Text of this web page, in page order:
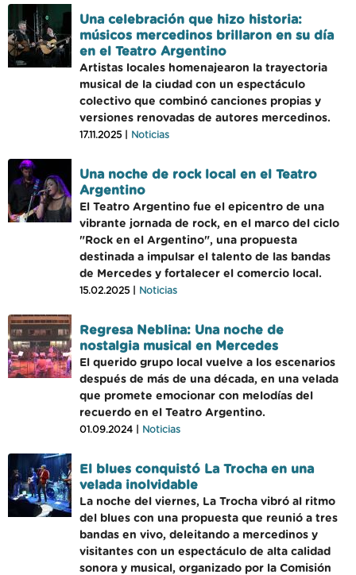
Una celebración que hizo historia:
músicos mercedinos brillaron en su día
en el Teatro Argentino
Artistas locales homenajearon la trayectoria
musical de la ciudad con un espectáculo
colectivo que combinó canciones propias y
versiones renovadas de autores mercedinos.
17.11.2025 | Noticias
Una noche de rock local en el Teatro
Argentino
El Teatro Argentino fue el epicentro de una
vibrante jornada de rock, en el marco del ciclo
"Rock en el Argentino", una propuesta
destinada a impulsar el talento de las bandas
de Mercedes y fortalecer el comercio local.
15.02.2025 | Noticias
Regresa Neblina: Una noche de
nostalgia musical en Mercedes
El querido grupo local vuelve a los escenarios
después de más de una década, en una velada
que promete emocionar con melodías del
recuerdo en el Teatro Argentino.
01.09.2024 | Noticias
El blues conquistó La Trocha en una
velada inolvidable
La noche del viernes, La Trocha vibró al ritmo
del blues con una propuesta que reunió a tres
bandas en vivo, deleitando a mercedinos y
visitantes con un espectáculo de alta calidad
sonora y musical, organizado por la Comisión